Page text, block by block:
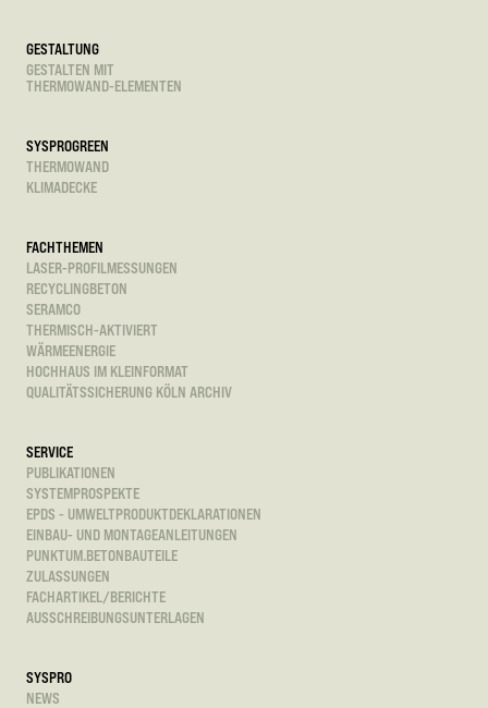
GESTALTUNG
GESTALTEN MIT
THERMOWAND-ELEMENTEN
SYSPROGREEN
THERMOWAND
KLIMADECKE
FACHTHEMEN
LASER-PROFILMESSUNGEN
RECYCLINGBETON
SERAMCO
THERMISCH-AKTIVIERT
WÄRMEENERGIE
HOCHHAUS IM KLEINFORMAT
QUALITÄTSSICHERUNG KÖLN ARCHIV
SERVICE
PUBLIKATIONEN
SYSTEMPROSPEKTE
EPDS - UMWELTPRODUKTDEKLARATIONEN
EINBAU- UND MONTAGEANLEITUNGEN
PUNKTUM.BETONBAUTEILE
ZULASSUNGEN
FACHARTIKEL/BERICHTE
AUSSCHREIBUNGSUNTERLAGEN
SYSPRO
NEWS